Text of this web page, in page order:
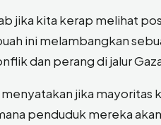
jika kita kerap melihat
ini melambangkan
dan perang di jalur
jika mayoritas
penduduk mereka